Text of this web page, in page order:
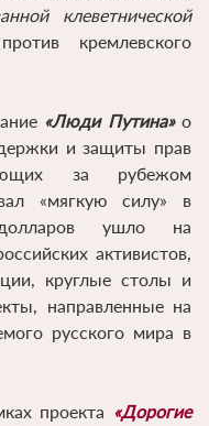
клеветнической
кремлевского
«Люди Путина»о
и защиты прав
за рубежом
«мягкую силу» в
ушло на
активистов,
круглые столы и
направленные на
русского мира в
проекта «Дорогие